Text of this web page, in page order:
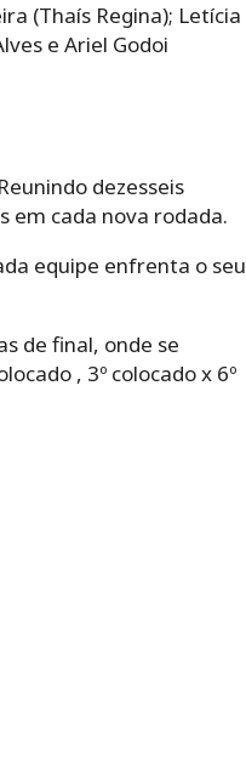
(Thaís Regina); Letícia
e Ariel Godoi
dezesseis
em cada nova rodada.
equipe enfrenta o seu
de final, onde se
, 3º colocado x 6º